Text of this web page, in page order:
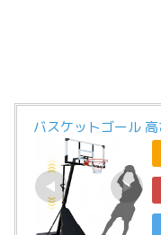
バスケットゴール